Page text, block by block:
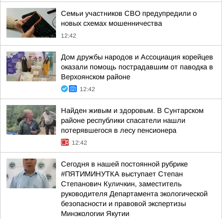
Семьи участников СВО предупредили о
новых схемах мошенничества
12:42
Дом дружбы народов и Ассоциация корейцев
оказали помощь пострадавшим от паводка в
Верхоянском районе
12:42
Найден живым и здоровым. В Сунтарском
районе республики спасатели нашли
потерявшегося в лесу пенсионера
12:42
Сегодня в нашей постоянной рубрике
#ПЯТИМИНУТКА выступает Степан
Степанович Куличкин, заместитель
руководителя Департамента экологической
безопасности и правовой экспертизы
Минэкологии Якутии